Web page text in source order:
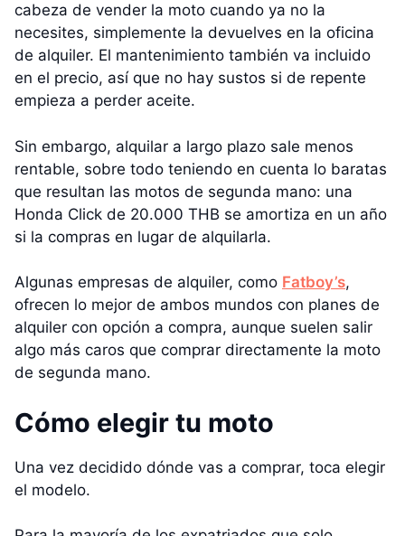
cabeza de vender la moto cuando ya no la
necesites, simplemente la devuelves en la oficina
de alquiler. El mantenimiento también va incluido
en el precio, así que no hay sustos si de repente
empieza a perder aceite.
Sin embargo, alquilar a largo plazo sale menos
rentable, sobre todo teniendo en cuenta lo baratas
que resultan las motos de segunda mano: una
Honda Click de 20.000 THB se amortiza en un año
si la compras en lugar de alquilarla.
Algunas empresas de alquiler, como Fatboy’s,
ofrecen lo mejor de ambos mundos con planes de
alquiler con opción a compra, aunque suelen salir
algo más caros que comprar directamente la moto
de segunda mano.
Cómo elegir tu moto
Una vez decidido dónde vas a comprar, toca elegir
el modelo.